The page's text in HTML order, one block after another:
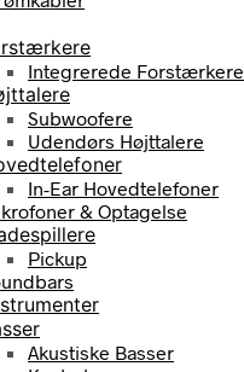
Integrerede Forstærkere
Subwoofere
Udendørs Højttalere
In-Ear Hovedtelefoner
& Optagelse
Pickup
Akustiske Basser